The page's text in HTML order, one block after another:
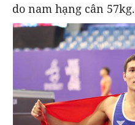
do nam hạng cân 57kg.